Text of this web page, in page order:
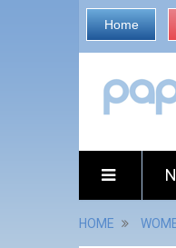
Home
HOME